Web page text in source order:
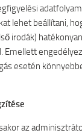
lehet beállítani,
irodák)
Emellett
esetén
az